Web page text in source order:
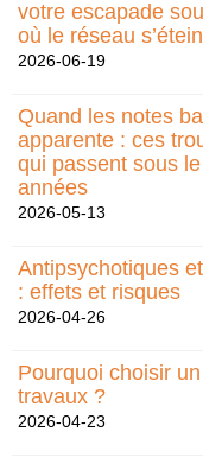
votre escapade
où le réseau
2026-06-19
Quand les notes
apparente : ces
qui passent sous
années
2026-05-13
Antipsychotiques
: effets et risques
2026-04-26
Pourquoi choisir
travaux ?
2026-04-23